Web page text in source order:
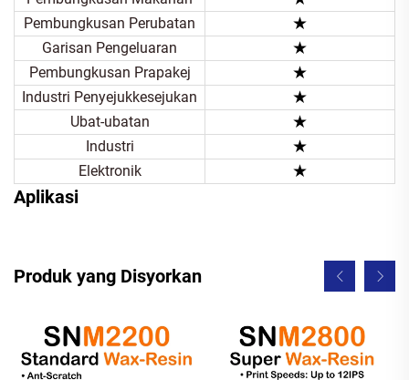
Aplikasi
Pembungkusan Perubatan ★
Garisan Pengeluaran ★
Pembungkusan Prapakej ★
Industri Penyejukkesejukan ★
Ubat-ubatan ★
Industri ★
Elektronik ★
Produk yang Disyorkan